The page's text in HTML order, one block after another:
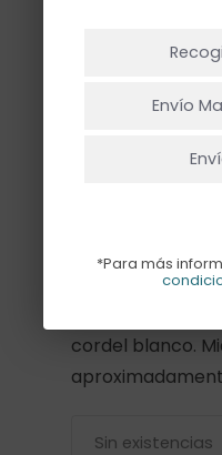
€
Guirnalda de
El pack
cordel blanco.
Sin existencias
Envío
*Para más